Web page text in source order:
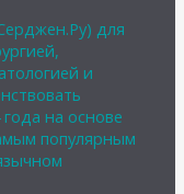
для
и
на основе
популярным